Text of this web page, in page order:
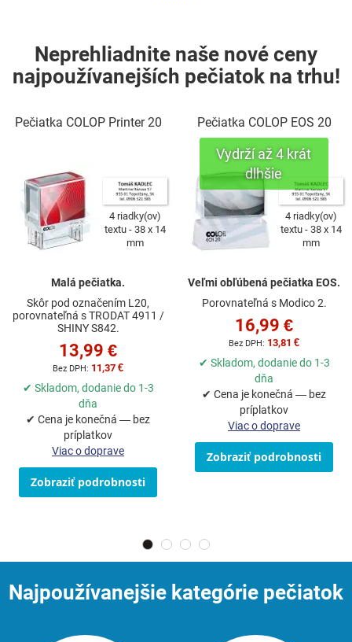
Neprehliadnite naše nové ceny
najpoužívanejších pečiatok na trhu!
Pečiatka COLOP Printer 20
4 riadky(ov)
textu
38 x 14
mm
Malá pečiatka.
Skôr pod označením L20,
porovnateľná s TRODAT 4911 /
SHINY S842.
13,99 €
11,37 €
✔ Skladom, dodanie do 1-3
dňa
✔ Cena je konečná — bez
príplatkov
Viac o doprave
Zobraziť podrobnosti
Pečiatka COLOP EOS 20
4 riadky(ov)
textu
38 x 14
mm
Veľmi obľúbená pečiatka EOS.
Porovnateľná s Modico 2.
16,99 €
13,81 €
✔ Skladom, dodanie do 1-3
dňa
✔ Cena je konečná — bez
príplatkov
Viac o doprave
Zobraziť podrobnosti
Najpoužívanejšie kategórie pečiatok